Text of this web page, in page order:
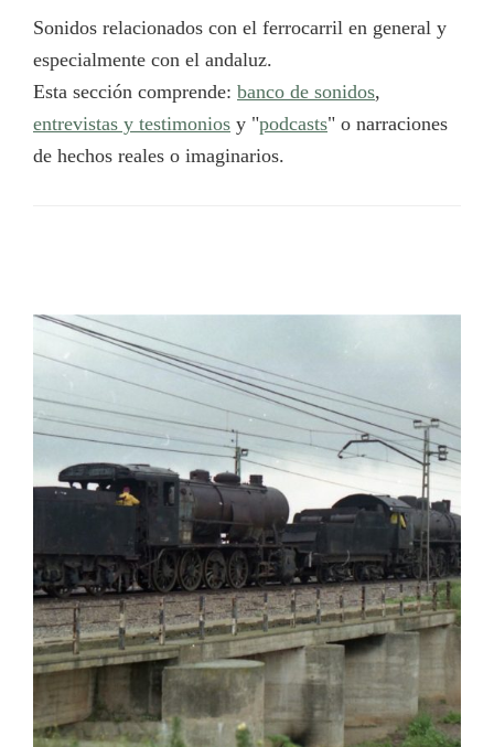
Sonidos relacionados con el ferrocarril en general y
especialmente con el andaluz.
Esta sección comprende: banco de sonidos,
entrevistas y testimonios y "podcasts" o narraciones
de hechos reales o imaginarios.